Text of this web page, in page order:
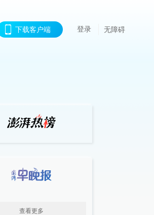
下载客户端 登录 无障碍
查看更多